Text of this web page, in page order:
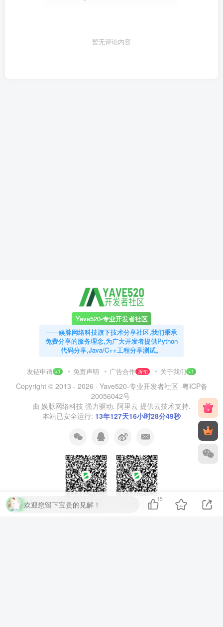
暂无评论内容
Yave520-专业开发者社区
——娱脉网络科技旗下技术分享社区,我们秉承
免费分享的服务理念,为广大开发者提供Python
代码分享,Java/C++工程分享测试。
友链申请 +1 免责声明 广告合作 折扣 关于我们 +1
Copyright © 2013 - 2026 · Yave520-专业开发者社区 ·粤ICP备
20056042号
由 娱脉网络科技 强力驱动. 阿里云 提供云技术支持.
本站已安全运行: 13年127天16小时28分50秒
扫码加QQ群 扫码加微信
欢迎您留下宝贵的见解！
15